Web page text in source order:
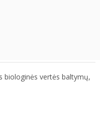
biologinės vertės baltymų,